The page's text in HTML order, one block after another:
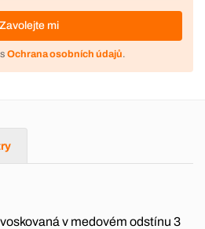
Zavolejte mi
Ochrana osobních údajů.
v medovém odstínu 3